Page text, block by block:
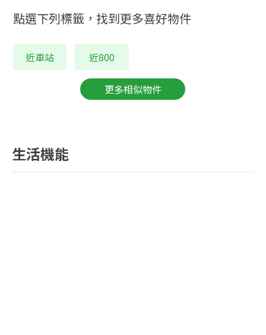
點選下列標籤，找到更多喜好物件
近車站 近800
更多相似物件
生活機能